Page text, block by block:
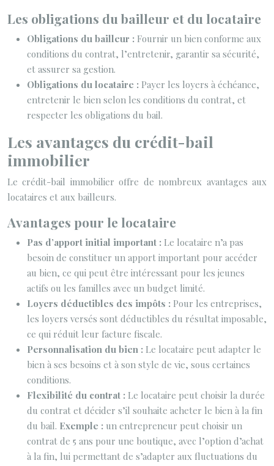
Les obligations du bailleur et du locataire
Obligations du bailleur : Fournir un bien conforme aux
conditions du contrat, l’entretenir, garantir sa sécurité,
et assurer sa gestion.
Obligations du locataire : Payer les loyers à échéance,
entretenir le bien selon les conditions du contrat, et
respecter les obligations du bail.
Les avantages du crédit-bail
immobilier
Le crédit-bail immobilier offre de nombreux avantages aux
locataires et aux bailleurs.
Avantages pour le locataire
Pas d’apport initial important : Le locataire n’a pas
besoin de constituer un apport important pour accéder
au bien, ce qui peut être intéressant pour les jeunes
actifs ou les familles avec un budget limité.
Loyers déductibles des impôts : Pour les entreprises,
les loyers versés sont déductibles du résultat imposable,
ce qui réduit leur facture fiscale.
Personnalisation du bien : Le locataire peut adapter le
bien à ses besoins et à son style de vie, sous certaines
conditions.
Flexibilité du contrat : Le locataire peut choisir la durée
du contrat et décider s’il souhaite acheter le bien à la fin
du bail. Exemple : un entrepreneur peut choisir un
contrat de 5 ans pour une boutique, avec l’option d’achat
à la fin, lui permettant de s’adapter aux fluctuations du